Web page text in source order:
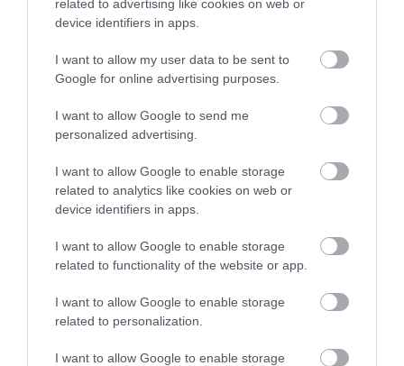
related to advertising like cookies on web or
device identifiers in apps.
I want to allow my user data to be sent to
Google for online advertising purposes.
I want to allow Google to send me
personalized advertising.
I want to allow Google to enable storage
related to analytics like cookies on web or
device identifiers in apps.
I want to allow Google to enable storage
related to functionality of the website or app.
I want to allow Google to enable storage
related to personalization.
I want to allow Google to enable storage
csomagolják számunkra vagy
vigyük. Mellettünk levő
asztalnál is ezt láttam.
A kiszolgálás mindig kedves
Az éttermet könnyű elérni
1) villamossal - rögtön a
Városház téri villamos
megállónál található vagy
másik oldalán egyszerű.